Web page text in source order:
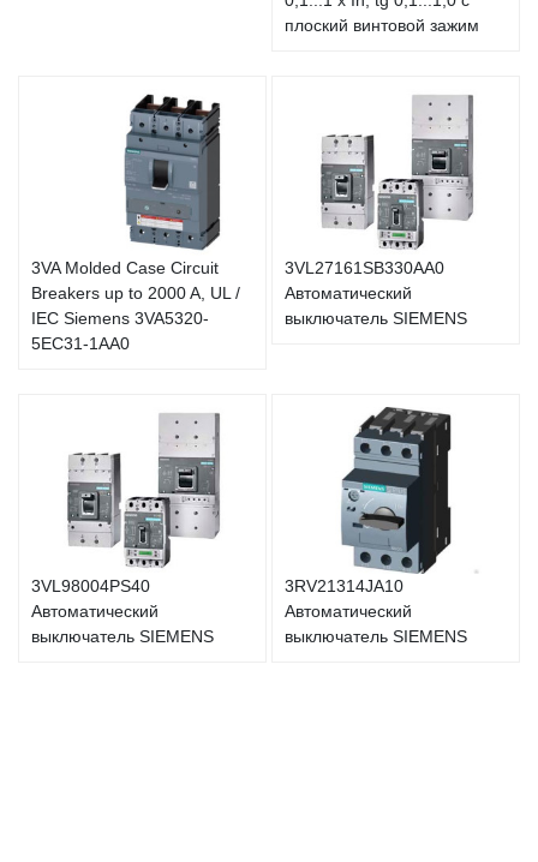
плоский винтовой зажим
3VA Molded Case Circuit
Breakers up to 2000 A, UL /
IEC Siemens 3VA5320-
5EC31-1AA0
3VL27161SB330AA0
Автоматический
выключатель SIEMENS
3VL98004PS40
Автоматический
выключатель SIEMENS
3RV21314JA10
Автоматический
выключатель SIEMENS